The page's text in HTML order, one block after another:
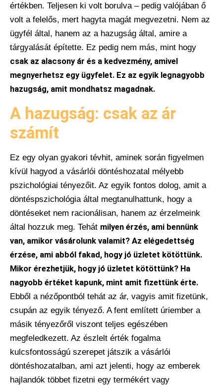
értékben. Teljesen ki volt borulva – pedig valójában ő
volt a felelős, mert hagyta magát megvezetni. Nem az
ügyfél által, hanem az a hazugság által, amire a
tárgyalását építette. Ez pedig nem más, mint hogy
csak az alacsony ár és a kedvezmény, amivel
megnyerhetsz egy ügyfelet. Ez az egyik legnagyobb
hazugság, amit mondhatsz magadnak.
A hazugság: csak az ár
számít
Ez egy olyan gyakori tévhit, aminek során figyelmen
kívül hagyod a vásárlói döntéshozatal mélyebb
pszichológiai tényezőit. Az egyik fontos dolog, amit a
döntéspszichológia által megtanulhattunk, hogy a
döntéseket nem racionálisan, hanem az érzelmeink
által hozzuk meg. Tehát milyen érzés, ami bennünk
van, amikor vásárolunk valamit? Az elégedettség
érzése, ami abból fakad, hogy jó üzletet kötöttünk.
Mikor érezhetjük, hogy jó üzletet kötöttünk? Ha
nagyobb értéket kapunk, mint amit fizettünk érte.
Ebből a nézőpontból tehát az ár, vagyis amit fizetünk,
csupán az egyik tényező. A fent említett úriember a
másik tényezőről viszont teljes egészében
megfeledkezett. Az észlelt érték fogalma
kulcsfontosságú szerepet játszik a vásárlói
döntéshozatalban, ami azt jelenti, hogy az emberek
hajlandók többet fizetni egy termékért vagy